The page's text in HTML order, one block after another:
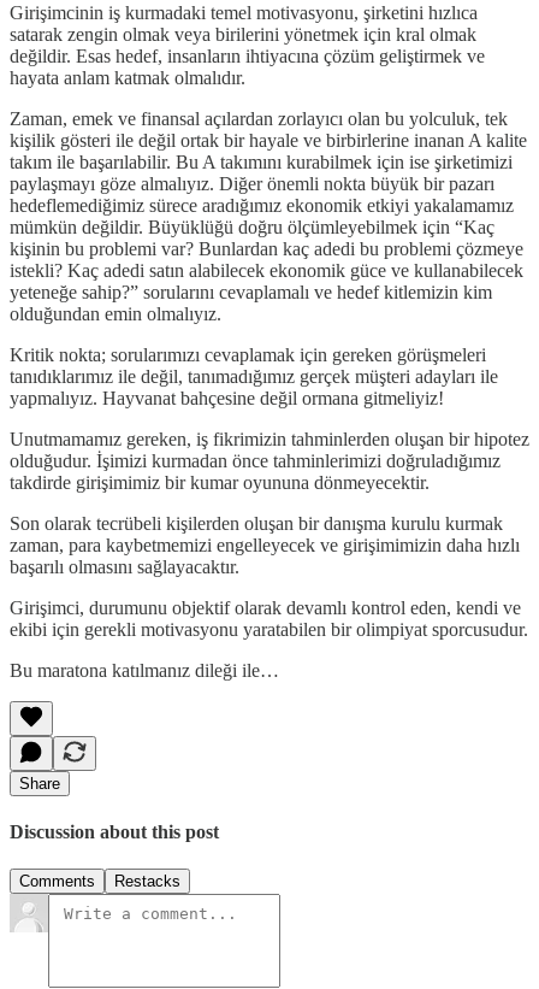
Girişimcinin iş kurmadaki temel motivasyonu, şirketini hızlıca
satarak zengin olmak veya birilerini yönetmek için kral olmak
değildir. Esas hedef, insanların ihtiyacına çözüm geliştirmek ve
hayata anlam katmak olmalıdır.
Zaman, emek ve finansal açılardan zorlayıcı olan bu yolculuk, tek
kişilik gösteri ile değil ortak bir hayale ve birbirlerine inanan A kalite
takım ile başarılabilir. Bu A takımını kurabilmek için ise şirketimizi
paylaşmayı göze almalıyız. Diğer önemli nokta büyük bir pazarı
hedeflemediğimiz sürece aradığımız ekonomik etkiyi yakalamamız
mümkün değildir. Büyüklüğü doğru ölçümleyebilmek için “Kaç
kişinin bu problemi var? Bunlardan kaç adedi bu problemi çözmeye
istekli? Kaç adedi satın alabilecek ekonomik güce ve kullanabilecek
yeteneğe sahip?” sorularını cevaplamalı ve hedef kitlemizin kim
olduğundan emin olmalıyız.
Kritik nokta; sorularımızı cevaplamak için gereken görüşmeleri
tanıdıklarımız ile değil, tanımadığımız gerçek müşteri adayları ile
yapmalıyız. Hayvanat bahçesine değil ormana gitmeliyiz!
Unutmamamız gereken, iş fikrimizin tahminlerden oluşan bir hipotez
olduğudur. İşimizi kurmadan önce tahminlerimizi doğruladığımız
takdirde girişimimiz bir kumar oyununa dönmeyecektir.
Son olarak tecrübeli kişilerden oluşan bir danışma kurulu kurmak
zaman, para kaybetmemizi engelleyecek ve girişimimizin daha hızlı
başarılı olmasını sağlayacaktır.
Girişimci, durumunu objektif olarak devamlı kontrol eden, kendi ve
ekibi için gerekli motivasyonu yaratabilen bir olimpiyat sporcusudur.
Bu maratona katılmanız dileği ile…
Share
Discussion about this post
Comments Restacks